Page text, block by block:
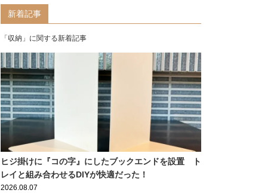
新着記事
「収納」に関する新着記事
ヒジ掛けに『コの字』にしたブックエンドを設置 ト
レイと組み合わせるDIYが快適だった！
2026.08.07